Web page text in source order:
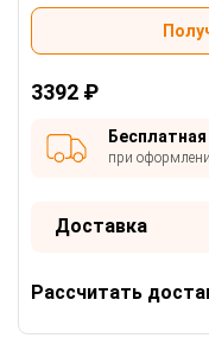
3392 ₽
при
Доставка
Рассчитать